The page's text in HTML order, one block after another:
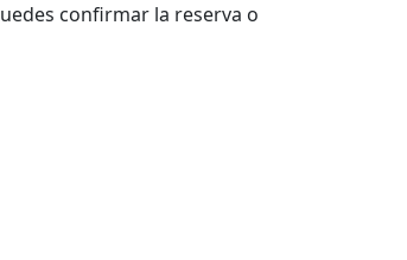
confirmar la reserva o